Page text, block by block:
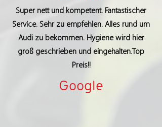
Super nett und kompetent. Fantastischer
Service. Sehr zu empfehlen. Alles rund um
Audi zu bekommen. Hygiene wird hier
groß geschrieben und eingehalten.Top
Preis!!
Google